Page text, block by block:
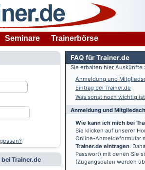
Seminare Trainerbörse
Trainer.de
FAQ für Trainer.de
Sie erhalten hier Auskünfte
Anmeldung und
Eintrag bei Trainer.de
Was sonst noch wichtig ist
Anmeldung und
Wie kann ich mich bei
Sie klicken auf unserer
Online-Anmeldeformular
Trainer.de eintragen.
Passwort) mit denen Sie
(Zugangsdaten werden